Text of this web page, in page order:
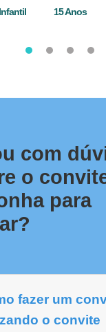
Infantil
15 Anos
com
o
para
fazer um
o convite